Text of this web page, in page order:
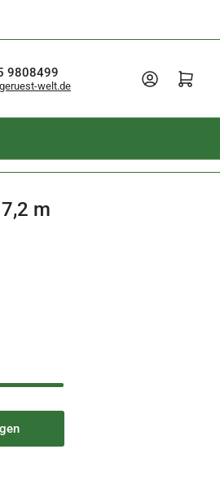
9808499
welt.de
AnmeldenMini-Warenkorb öffnen
m